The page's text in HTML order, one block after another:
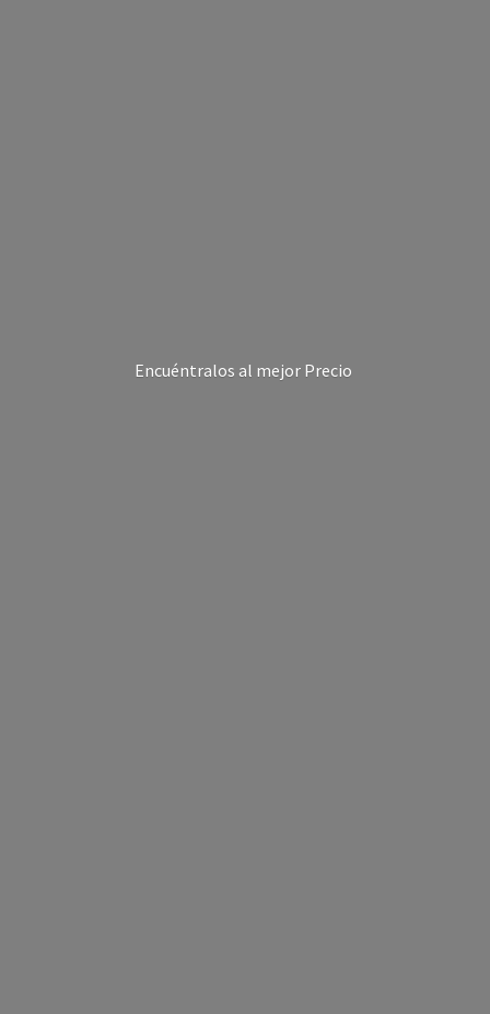
Encuéntralos al mejor Precio